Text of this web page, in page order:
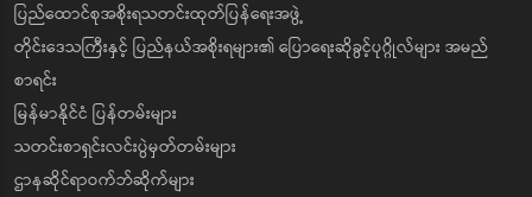
ပြည်ထောင်စုအစိုးရသတင်းထုတ်ပြန်ရေးအဖွဲ့
တိုင်းဒေသကြီးနှင့် ပြည်နယ်အစိုးရများ၏ ပြောရေးဆိုခွင့်ပုဂ္ဂိုလ်များ အမည်
စာရင်း
မြန်မာနိုင်ငံ ပြန်တမ်းများ
သတင်းစာရှင်းလင်းပွဲမှတ်တမ်းများ
ဌာနဆိုင်ရာဝက်ဘ်ဆိုက်များ